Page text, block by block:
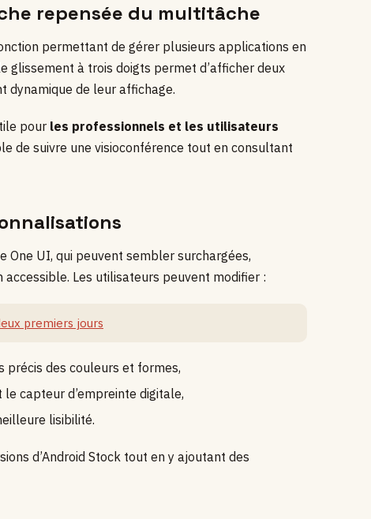
repensée du multitâche
permettant de gérer plusieurs applications en
glissement à trois doigts permet d’afficher deux
dynamique de leur affichage.
pour les professionnels et les utilisateurs
de suivre une visioconférence tout en consultant
UI, qui peuvent sembler surchargées,
Les utilisateurs peuvent modifier :
premiers jours
précis des couleurs et formes,
capteur d’empreinte digitale,
lisibilité.
d’Android Stock tout en y ajoutant des